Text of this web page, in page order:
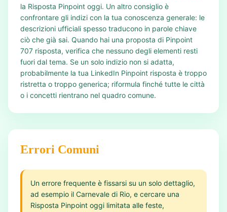
la Risposta Pinpoint oggi. Un altro consiglio è
confrontare gli indizi con la tua conoscenza generale: le
descrizioni ufficiali spesso traducono in parole chiave
ciò che già sai. Quando hai una proposta di Pinpoint
707 risposta, verifica che nessuno degli elementi resti
fuori dal tema. Se un solo indizio non si adatta,
probabilmente la tua LinkedIn Pinpoint risposta è troppo
ristretta o troppo generica; riformula finché tutte le città
o i concetti rientrano nel quadro comune.
Errori Comuni
Un errore frequente è fissarsi su un solo dettaglio,
ad esempio il Carnevale di Rio, e cercare una
Risposta Pinpoint oggi limitata alle feste,